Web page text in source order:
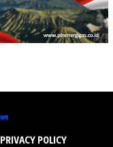
PRIVACY POLICY